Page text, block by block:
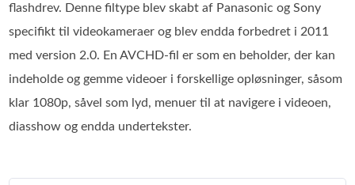
flashdrev. Denne filtype blev skabt af Panasonic og Sony
specifikt til videokameraer og blev endda forbedret i 2011
med version 2.0. En AVCHD-fil er som en beholder, der kan
indeholde og gemme videoer i forskellige opløsninger, såsom
klar 1080p, såvel som lyd, menuer til at navigere i videoen,
diasshow og endda undertekster.